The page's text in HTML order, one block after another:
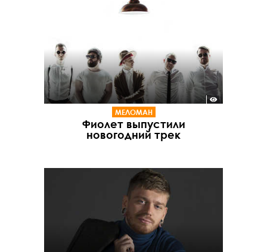
МЕЛОМАН
Фиолет выпустили
новогодний трек